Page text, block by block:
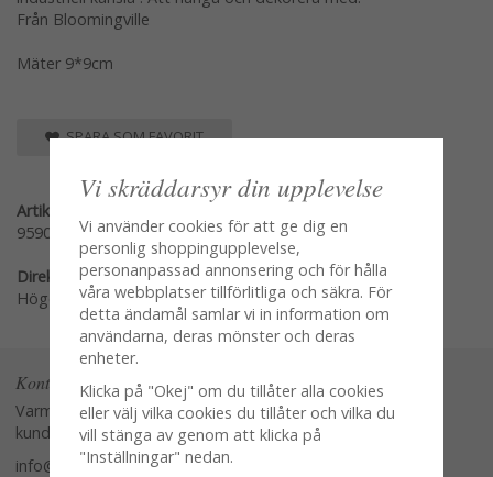
Från Bloomingville
Mäter 9*9cm
SPARA SOM FAVORIT
Artikelnummer:
959045
Direktlänk:
Högerklicka och kopiera adressen
Kontakta oss
Varmt välkommen att kontakta vår
kundtjänst.
info@glasverandan.se
Vi skräddarsyr din upplevelse
Vi använder cookies för att ge dig en
personlig shoppingupplevelse,
personanpassad annonsering och för hålla
våra webbplatser tillförlitliga och säkra. För
detta ändamål samlar vi in information om
användarna, deras mönster och deras
enheter.
Klicka på "Okej" om du tillåter alla cookies
eller välj vilka cookies du tillåter och vilka du
vill stänga av genom att klicka på
"Inställningar" nedan.